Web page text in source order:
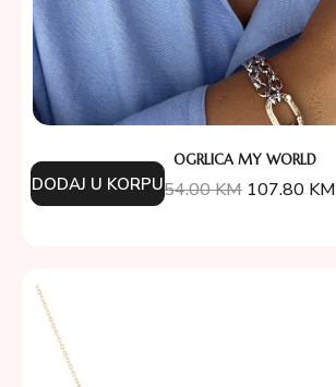
OGRLICA MY WORLD
154.00KM 107.80 KM
DODAJ U KORPU